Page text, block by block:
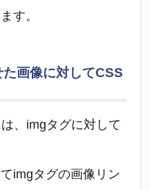
す。
画像に対してCSS
、imgタグに対して
imgタグの画像リン